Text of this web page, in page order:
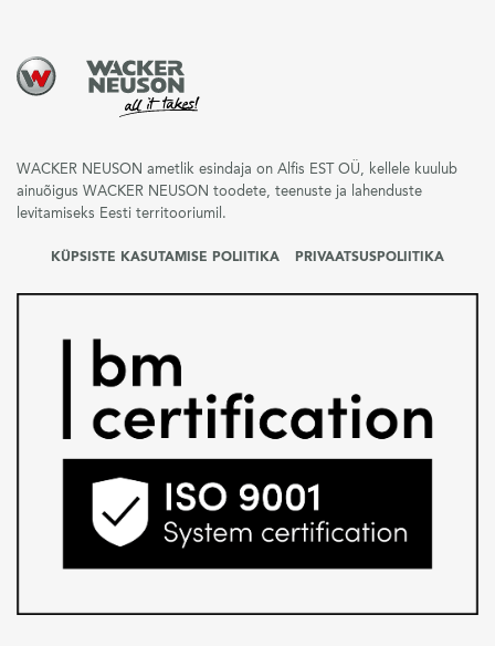
WACKER NEUSON ametlik esindaja on Alfis EST OÜ, kellele kuulub
ainuõigus WACKER NEUSON toodete, teenuste ja lahenduste
levitamiseks Eesti territooriumil.
KÜPSISTE KASUTAMISE POLIITIKA PRIVAATSUSPOLIITIKA